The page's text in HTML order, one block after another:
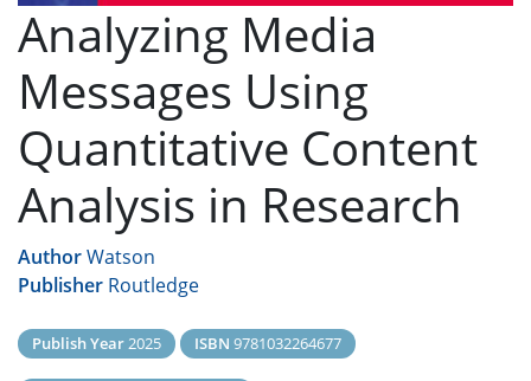
Analyzing Media
Messages Using
Quantitative Content
Analysis in Research
AuthorWatson
Publisher Routledge
Publish Year2025 ISBN 9781032264677